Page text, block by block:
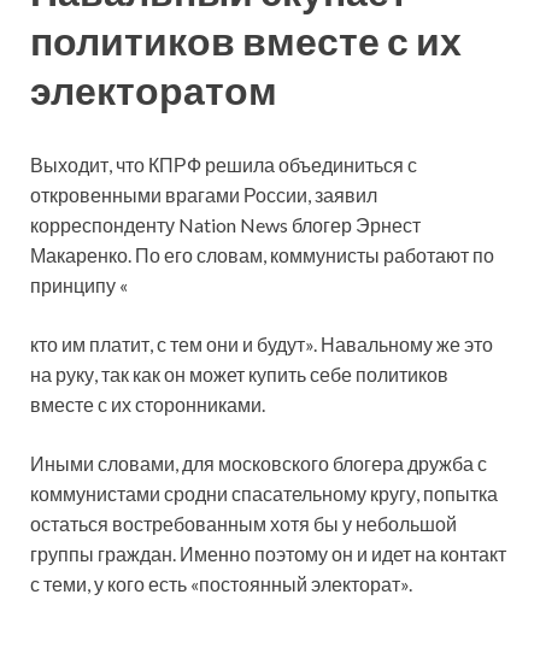
политиков вместе с их
электоратом
Выходит, что КПРФ решила объединиться с
откровенными врагами России, заявил
корреспонденту Nation News блогер Эрнест
Макаренко. По его словам, коммунисты работают по
принципу «
кто им платит, с тем они и будут». Навальному же это
на руку, так как он может купить себе политиков
вместе с их сторонниками.
Иными словами, для московского блогера дружба с
коммунистами сродни спасательному кругу, попытка
остаться востребованным хотя бы у небольшой
группы граждан. Именно поэтому он и идет на контакт
с теми, у кого есть «постоянный электорат».